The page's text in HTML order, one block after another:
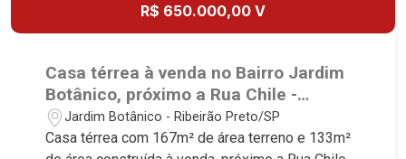
Jardim Macedo, Jardim São Luiz, Centro, Jardim
Jardim Ana Maria, San Marco, Vila Romana,
Bosque dos Juritis, Jardim dos Guaporés e Bella
Città Residencial e Industrial. Avenida João Fiúsa,
1051 - Alto da Boa Vista | Ribeirão Preto
R$ 650.000,00 V
Casa térrea à venda no Bairro Jardim
Botânico, próximo a Rua Chile -
Ribeirão Preto/SP.
Jardim Botânico - Ribeirão Preto/SP
Casa térrea com 167m² de área terreno e 133m²